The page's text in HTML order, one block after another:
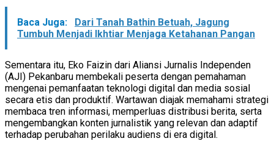
Baca Juga:
Dari Tanah Bathin Betuah, Jagung
Tumbuh Menjadi Ikhtiar Menjaga Ketahanan Pangan
Sementara itu, Eko Faizin dari Aliansi Jurnalis Independen
(AJI) Pekanbaru membekali peserta dengan pemahaman
mengenai pemanfaatan teknologi digital dan media sosial
secara etis dan produktif. Wartawan diajak memahami strategi
membaca tren informasi, memperluas distribusi berita, serta
mengembangkan konten jurnalistik yang relevan dan adaptif
terhadap perubahan perilaku audiens di era digital.